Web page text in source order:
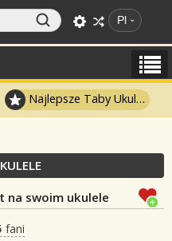
Pl
Najlepsze Taby Ukulele
na swoim ukulele
fani